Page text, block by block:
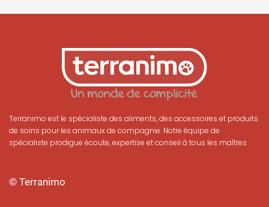
Terranimo est le spécialiste des aliments, des accessoires et produits
de soins pour les animaux de compagnie. Notre équipe de
spécialiste prodigue écoute, expertise et conseil à tous les maîtres
© Terranimo